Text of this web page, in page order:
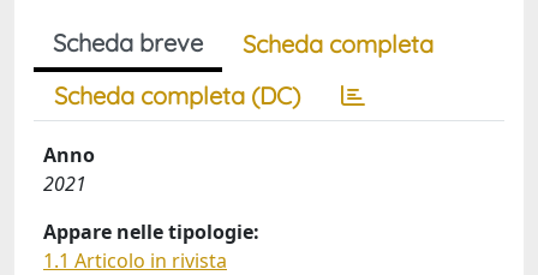
Scheda breve
Scheda completa
Scheda completa (DC)
Anno
2021
Appare nelle tipologie:
1.1 Articolo in rivista